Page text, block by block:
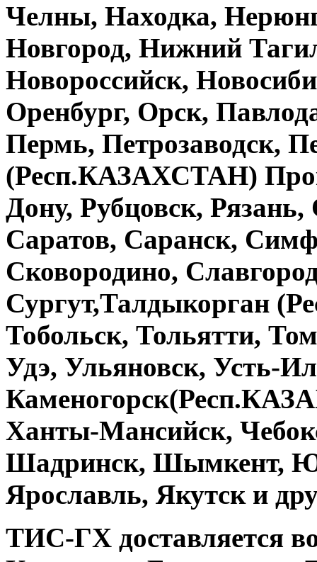
Челны, Находка,
Новгород, Нижний
Новороссийск,
Оренбург, Орск,
Пермь, Петрозаводск,
(Респ.КАЗАХСТАН)
Дону, Рубцовск,
Саратов, Саранск,
Сковородино,
Сургут,Талдыкорган
Тобольск, Тольятти,
Удэ, Ульяновск, Усть-
Ханты-Мансийск,
Шадринск, Шымкент,
Ярославль, Якутск и
ТИС-ГХ доставляется